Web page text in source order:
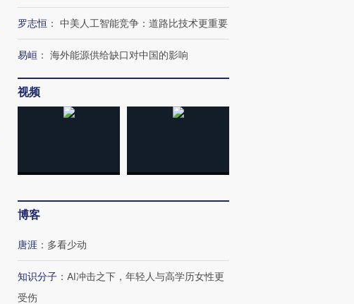
｜“入侵”还是“人道危
”？难民潮撕裂西班牙
128毫米 紧急转移近
雨 3小时累计雨量超80毫
广】走进第四届链博
，让数智科技“链”接产
【商旅对话】华住集团
罗志恒 ： 中美人工智能竞争：道路比技术更重要
易峘 ： 海外能源供给缺口对中国的影响
视频
博客
唐涯 ： 多看少动
知识分子 ： AI冲击之下，年轻人与高学历女性更
受伤